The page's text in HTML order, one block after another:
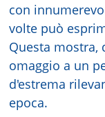
con
volte può
Questa mostra,
omaggio a un
d'estrema
epoca.